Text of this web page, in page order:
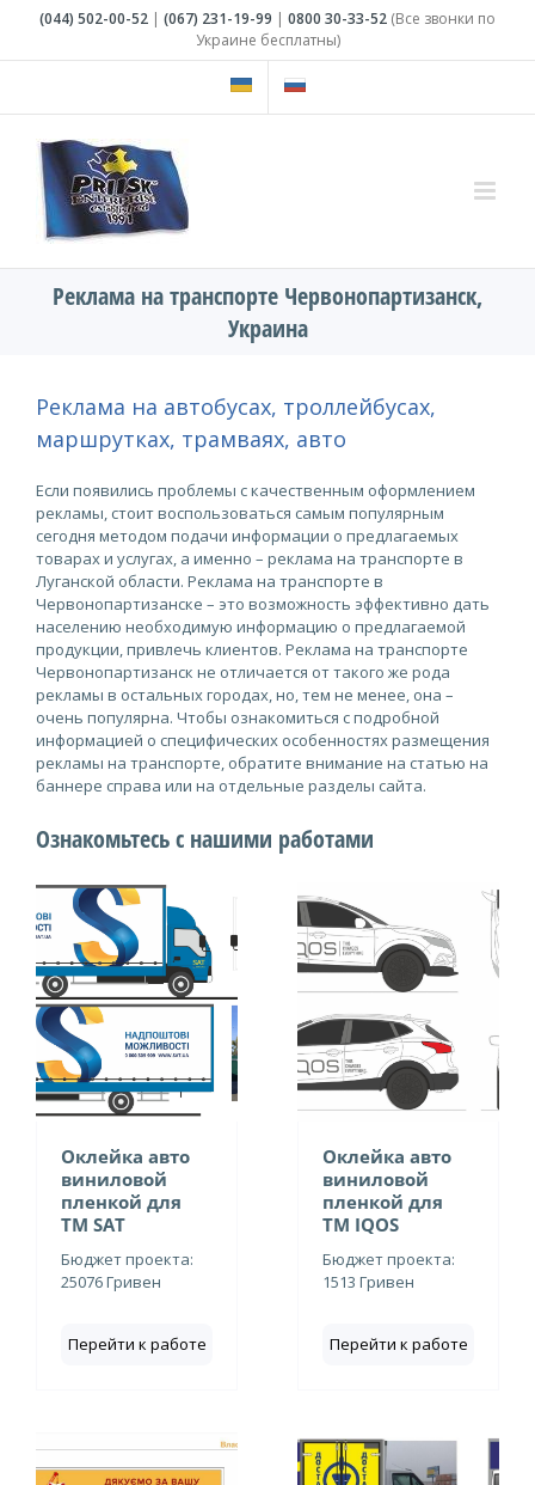
content
(044) 502-00-52 | (067) 231-19-99 | 0800 30-33-52 (Все звонки по
Украине бесплатны)
Реклама на транспорте Червонопартизанск,
Украина
Реклама на автобусах, троллейбусах,
маршрутках, трамваях, авто
Если появились проблемы с качественным оформлением
рекламы, стоит воспользоваться самым популярным
сегодня методом подачи информации о предлагаемых
товарах и услугах, а именно – реклама на транспорте в
Луганской области. Реклама на транспорте в
Червонопартизанске – это возможность эффективно дать
населению необходимую информацию о предлагаемой
продукции, привлечь клиентов. Реклама на транспорте
Червонопартизанск не отличается от такого же рода
рекламы в остальных городах, но, тем не менее, она –
очень популярна. Чтобы ознакомиться с подробной
информацией о специфических особенностях размещения
рекламы на транспорте, обратите внимание на статью на
баннере справа или на отдельные разделы сайта.
Ознакомьтесь с нашими работами
Оклейка авто
виниловой
пленкой для
ТМ SAT
Бюджет проекта:
25076 Гривен
Перейти к работе
Оклейка авто
виниловой
пленкой для
ТМ IQOS
Бюджет проекта:
1513 Гривен
Перейти к работе